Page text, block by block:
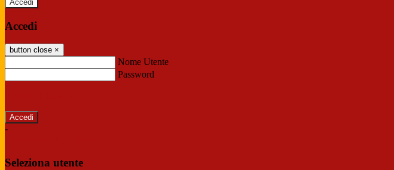
Accedi
Accedi
button close ×
Nome Utente
Password
-
Seleziona utente